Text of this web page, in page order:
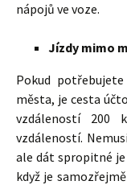
nápojů ve voze.
Jízdy mimo
Pokud
města, je cesta
vzdáleností 200
vzdáleností.
ale dát spropitné je
když je